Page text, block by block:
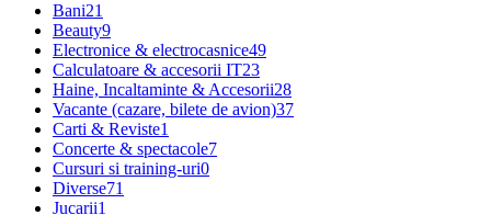
Bani21
Beauty9
Electronice & electrocasnice49
Calculatoare & accesorii IT23
Haine, Incaltaminte & Accesorii28
Vacante (cazare, bilete de avion)37
Carti & Reviste1
Concerte & spectacole7
Cursuri si training-uri0
Diverse71
Jucarii1